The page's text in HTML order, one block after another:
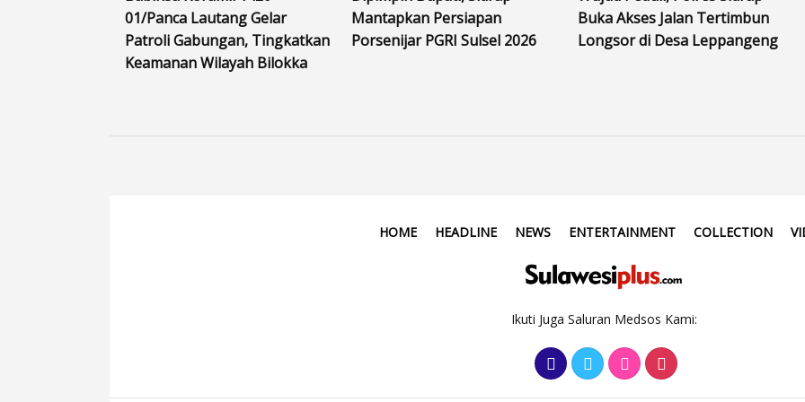
01/Panca Lautang Gelar
Patroli Gabungan, Tingkatkan
Keamanan Wilayah Bilokka
Mantapkan Persiapan
Porsenijar PGRI Sulsel 2026
Buka Akses Jalan Tertimbun
Longsor di Desa Leppangeng
HOME HEADLINE NEWS ENTERTAINMENT COLLECTION
Ikuti Juga Saluran Medsos Kami: